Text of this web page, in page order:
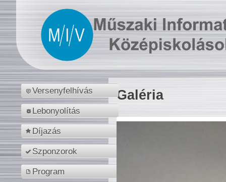
Versenyfelhívás
Lebonyolítás
Díjazás
Szponzorok
Program
Galéria